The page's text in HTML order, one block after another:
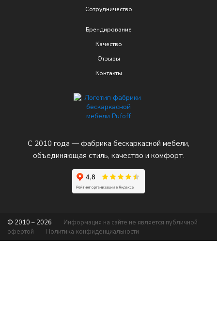
С 2010 года — фабрика бескаркасной мебели,
объединяющая стиль, качество и комфорт.
Сотрудничество
Брендирование
Качеcтво
Отзывы
Контакты
© 2010 – 2026
Информация на сайте не является публичной
офертой
Политика конфиденциальности